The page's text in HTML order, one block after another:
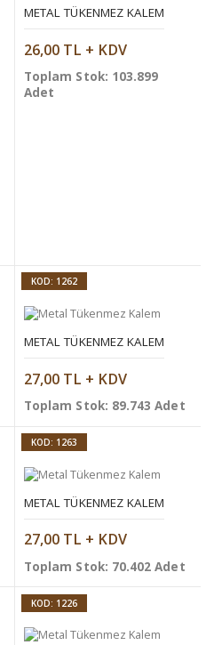
METAL TÜKENMEZ KALEM
26,00 TL + KDV
Toplam Stok: 103.899
Adet
KOD: 1262
METAL TÜKENMEZ KALEM
27,00 TL + KDV
Toplam Stok: 89.743 Adet
KOD: 1263
METAL TÜKENMEZ KALEM
27,00 TL + KDV
Toplam Stok: 70.402 Adet
KOD: 1226